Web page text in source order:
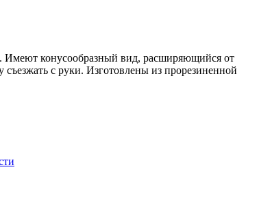
Имеют конусообразный вид, расширяющийся от
съезжать с руки. Изготовлены из прорезиненной